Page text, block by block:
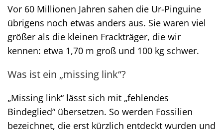
Vor 60 Millionen Jahren sahen die Ur-Pinguine
übrigens noch etwas anders aus. Sie waren viel
größer als die kleinen Frackträger, die wir
kennen: etwa 1,70 m groß und 100 kg schwer.
Was ist ein „missing link“?
„Missing link“ lässt sich mit „fehlendes
Bindeglied“ übersetzen. So werden Fossilien
bezeichnet, die erst kürzlich entdeckt wurden und